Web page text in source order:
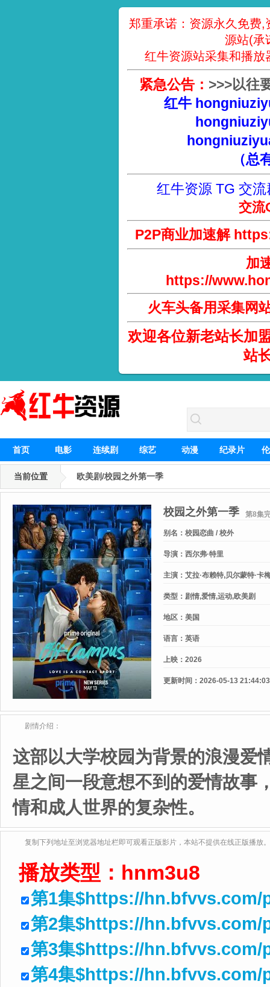
郑重承诺：资源永久免费
源站(承
红牛资源站采集和播放
紧急公告： >>>以往
红牛
（总
红牛资源 TG 交流
交流
P2P商业加速解
加
https://
火车头备用采集网
欢迎各位新老站长加
站
首页 电影 连续剧 综艺 动漫 纪录片
当前位置 欧美剧/校园之外第一季
校园之外第一季 第8集
别名： 校园恋曲 / 校外
导演： 西尔弗·特里
主演： 艾拉·布赖特,贝尔蒙特·卡
类型： 剧情,爱情,运动,欧美剧
地区： 美国
语言： 英语
上映： 2026
更新时间： 2026-05-13 21:44:03
剧情介绍：
这部以大学校园为背景的浪漫爱
星之间一段意想不到的爱情故事
情和成人世界的复杂性。
复制下列地址至浏览器地址栏即可观看正版影片，本站不提供在线正版播放。
播放类型： hnm3u8
第1集$https://hn.bfvvs.com/
第2集$https://hn.bfvvs.com/
第3集$https://hn.bfvvs.com/
第4集$https://hn.bfvvs.com/